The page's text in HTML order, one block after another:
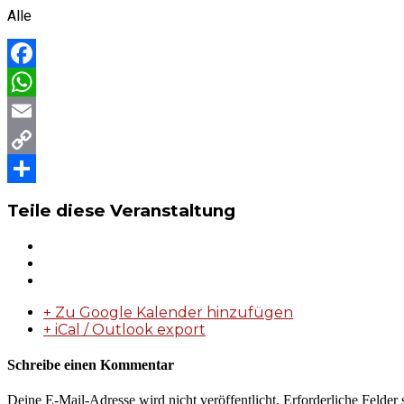
Alle
Facebook
WhatsApp
Email
Copy
Teile diese Veranstaltung
+ Zu Google Kalender hinzufügen
+ iCal / Outlook export
Schreibe einen Kommentar
Deine E-Mail-Adresse wird nicht veröffentlicht. Erforderliche Felder